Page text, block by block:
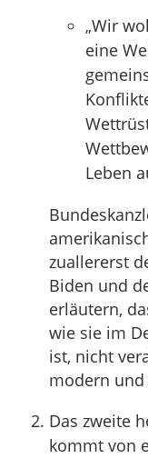
„Wir
eine
Leben
zuallererst
Biden und
erläutern,
wie sie im
ist, nicht
modern
Das zweite
kommt von